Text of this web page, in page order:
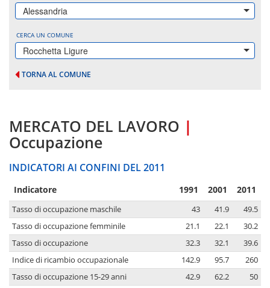
Alessandria
CERCA UN COMUNE
Rocchetta Ligure
TORNA AL COMUNE
MERCATO DEL LAVORO |
Occupazione
INDICATORI AI CONFINI DEL 2011
Indicatore 1991 2001 2011
Tasso di occupazione maschile 43 41.9
49.5
Tasso di occupazione femminile
21.1 22.1
30.2
Tasso di occupazione
32.3 32.1
39.6
Indice di ricambio occupazionale
142.9 95.7
260
Tasso di occupazione 15-29 anni
42.9 62.2
50